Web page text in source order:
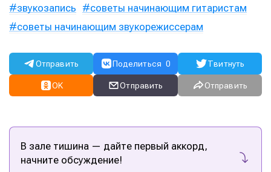
звукозапись
советы начинающим гитаристам
советы начинающим звукорежиссерам
Отправить Поделиться 0 Твитнуть
OK Отправить Отправить
В зале тишина — дайте первый аккорд,
начните обсуждение!